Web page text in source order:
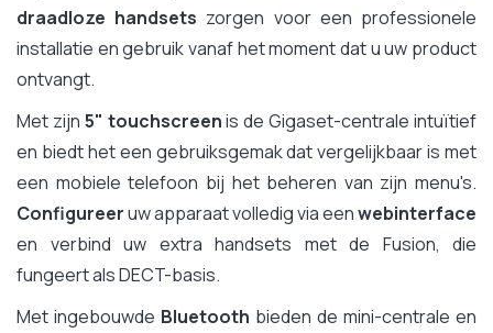
draadloze handsets zorgen voor een professionele
installatie en gebruik vanaf het moment dat u uw product
ontvangt.
Met zijn 5" touchscreenis de Gigaset-centrale intuïtief
en biedt het een gebruiksgemak dat vergelijkbaar is met
een mobiele telefoon bij het beheren van zijn menu's.
Configureeruw apparaat volledig via eenwebinterface
en verbind uw extra handsets met de Fusion, die
fungeert als DECT-basis.
Met ingebouwde Bluetooth bieden de mini-centrale en